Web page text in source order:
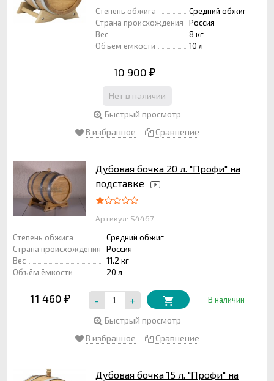
Степень обжига
Средний обжиг
Страна происхождения
Россия
Вес
8 кг
Объём ёмкости
10 л
10 900 ₽
Нет в наличии
Быстрый просмотр
В избранное
Сравнение
Дубовая бочка 20 л. "Профи" на
подставке
Артикул: S4467
Степень обжига
Средний обжиг
Страна происхождения
Россия
Вес
11.2 кг
Объём ёмкости
20 л
11 460 ₽ - + В наличии
Быстрый просмотр
В избранное
Сравнение
Дубовая бочка 15 л. "Профи" на